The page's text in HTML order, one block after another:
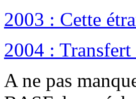
2003 : Cette
2004 : Transfert
A ne pas